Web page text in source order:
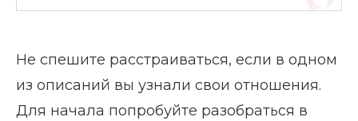
Не спешите расстраиваться, если в одном
из описаний вы узнали свои отношения.
Для начала попробуйте разобраться в